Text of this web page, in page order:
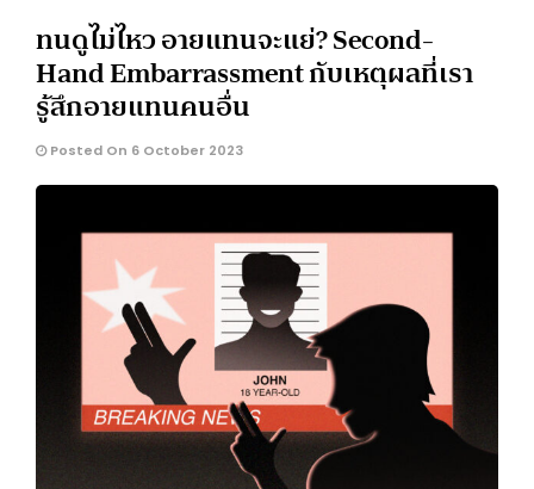
ทนดูไม่ไหว อายแทนจะแย่? Second-
Hand Embarrassment กับเหตุผลที่เรา
รู้สึกอายแทนคนอื่น
Posted On 6 October 2023